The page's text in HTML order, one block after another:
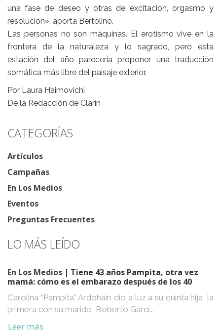
una fase de deseo y otras de excitación, orgasmo y
resolución», aporta Bertolino.
Las personas no son máquinas. El erotismo vive en la
frontera de la naturaleza y lo sagrado, pero esta
estación del año parecería proponer una traducción
somática más libre del paisaje exterior.
Por Laura Haimovichi
De la Redacción de Clarín
CATEGORÍAS
Artículos
Campañas
En Los Medios
Eventos
Preguntas Frecuentes
LO MÁS LEÍDO
En Los Medios | Tiene 43 años Pampita, otra vez
mamá: cómo es el embarazo después de los 40
Carolina “Pampita” Ardohain dio a luz a su quinta hija, la
primera con su marido, Roberto Garcí...
Leer más